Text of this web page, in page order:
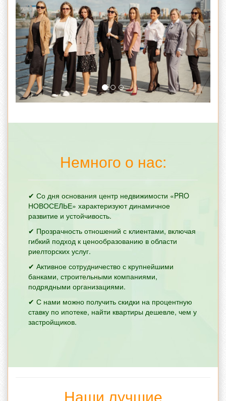
Немного о нас:
✔ Со дня основания центр недвижимости «PRO
НОВОСЕЛЬЕ» характеризуют динамичное
развитие и устойчивость.
✔ Прозрачность отношений с клиентами, включая
гибкий подход к ценообразованию в области
риелторских услуг.
✔ Активное сотрудничество с крупнейшими
банками, строительными компаниями,
подрядными организациями.
✔ С нами можно получить скидки на процентную
ставку по ипотеке, найти квартиры дешевле, чем у
застройщиков.
Наши лучшие